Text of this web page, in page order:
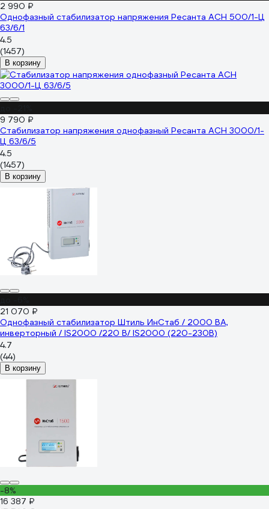
2 990 ₽
Однофазный стабилизатор напряжения Ресанта АСН 500/1-Ц
63/6/1
4.5
(1457)
В корзину
9 790 ₽
Стабилизатор напряжения однофазный Ресанта АСН 3000/1-
Ц 63/6/5
4.5
(1457)
В корзину
21 070 ₽
Однофазный стабилизатор Штиль ИнСтаб / 2000 ВА,
инверторный / IS2000 /220 В/ IS2000 (220-230В)
4.7
(44)
В корзину
-8%
16 387 ₽